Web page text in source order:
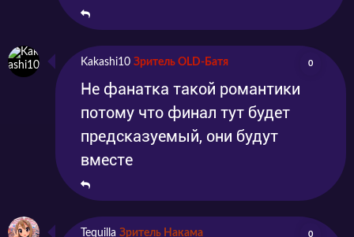
Kakashi10 Зритель OLD-Батя 0
Не фанатка такой романтики
потому что финал тут будет
предсказуемый, они будут
вместе
Tequilla Зритель Накама 0